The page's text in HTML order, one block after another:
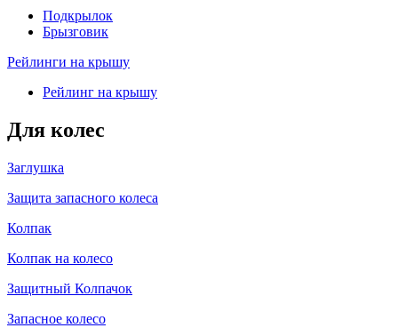
Подкрылок
Брызговик
Рейлинги на крышу
Рейлинг на крышу
Для колес
Заглушка
Защита запасного колеса
Колпак
Колпак на колесо
Защитный Колпачок
Запасное колесо